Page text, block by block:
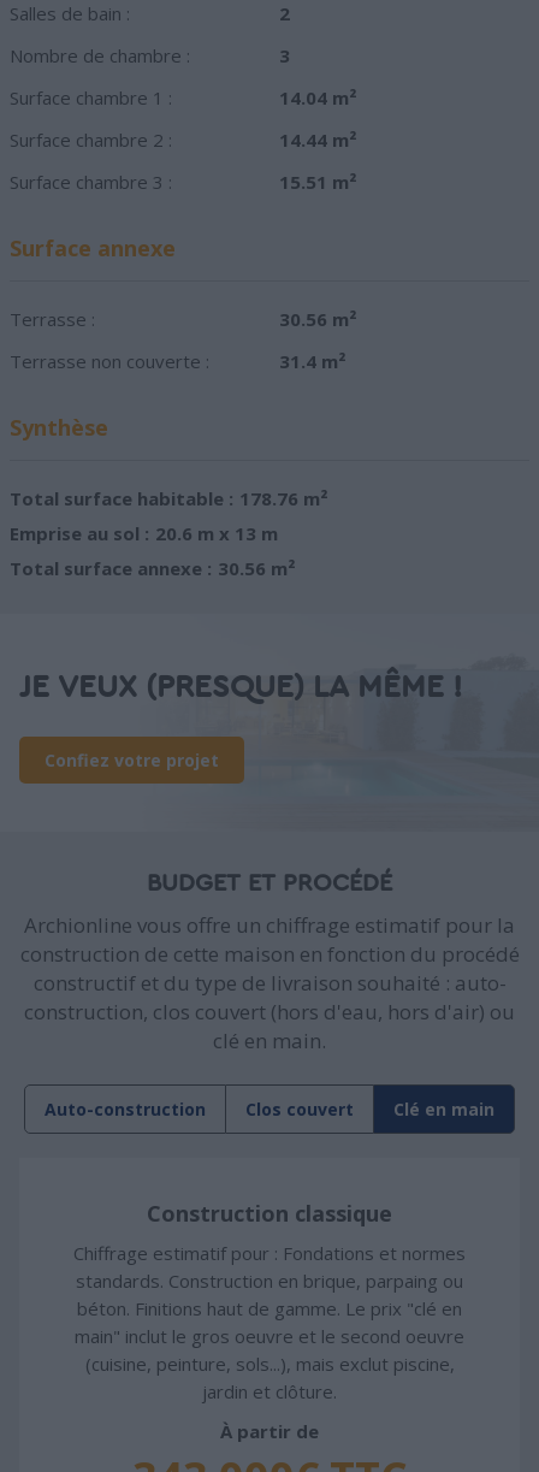
Salles de bain :
2
Nombre de chambre :
3
Surface chambre 1 :
14.04 m²
Surface chambre 2 :
14.44 m²
Surface chambre 3 :
15.51 m²
Surface annexe
Terrasse :
30.56 m²
Terrasse non couverte :
31.4 m²
Synthèse
Total surface habitable : 178.76 m²
Emprise au sol : 20.6 m x 13 m
Total surface annexe : 30.56 m²
JE VEUX (PRESQUE) LA MÊME !
Confiez votre projet
BUDGET ET PROCÉDÉ
Archionline vous offre un chiffrage estimatif pour la
construction de cette maison en fonction du procédé
constructif et du type de livraison souhaité : auto-
construction, clos couvert (hors d'eau, hors d'air) ou
clé en main.
Auto-construction Clos couvert Clé en main
Construction classique
Chiffrage estimatif pour : Fondations et normes
standards. Construction en brique, parpaing ou
béton. Finitions haut de gamme. Le prix "clé en
main" inclut le gros oeuvre et le second oeuvre
(cuisine, peinture, sols...), mais exclut piscine,
jardin et clôture.
À partir de